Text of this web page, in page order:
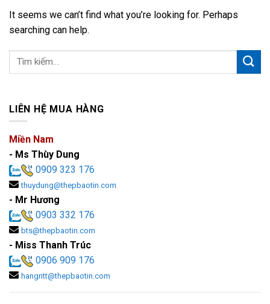
It seems we can’t find what you’re looking for. Perhaps
searching can help.
LIÊN HỆ MUA HÀNG
Miền Nam
- Ms Thùy Dung
0909 323 176
thuydung@thepbaotin.com
- Mr Hương
0903 332 176
bts@thepbaotin.com
- Miss Thanh Trúc
0906 909 176
hangntt@thepbaotin.com